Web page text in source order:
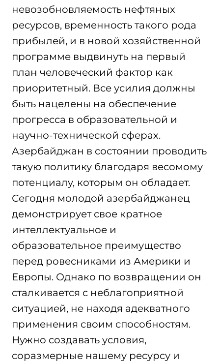
невозобновляемость нефтяных
ресурсов, временность такого рода
прибылей, и в новой хозяйственной
программе выдвинуть на первый
план человеческий фактор как
приоритетный. Все усилия должны
быть нацелены на обеспечение
прогресса в образовательной и
научно-технической сферах.
Азербайджан в состоянии проводить
такую политику благодаря весомому
потенциалу, которым он обладает.
Сегодня молодой азербайджанец
демонстрирует свое кратное
интеллектуальное и
образовательное преимущество
перед ровесниками из Америки и
Европы. Однако по возвращении он
сталкивается с неблагоприятной
ситуацией, не находя адекватного
применения своим способностям.
Нужно создавать условия,
соразмерные нашему ресурсу и